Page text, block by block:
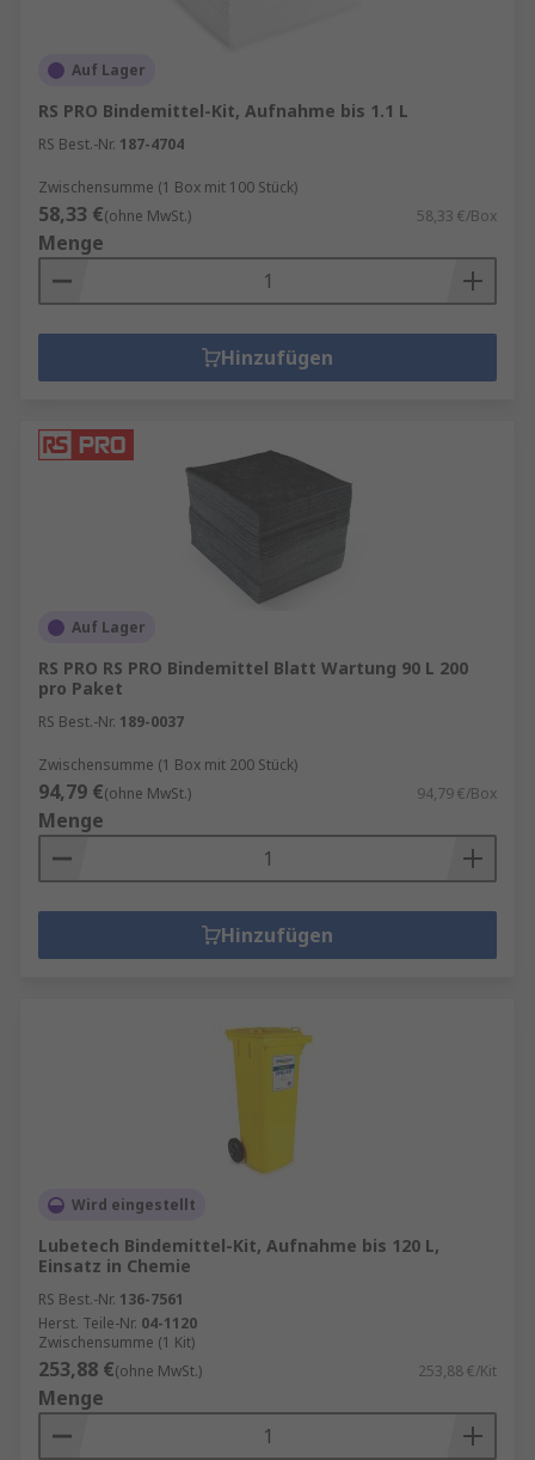
Auf Lager
RS PRO Bindemittel-Kit, Aufnahme bis 1.1 L
RS Best.-Nr. 187-4704
Zwischensumme (1 Box mit 100 Stück)
58,33 €(ohne MwSt.) 58,33 €/Box
Menge
Hinzufügen
Auf Lager
RS PRO RS PRO Bindemittel Blatt Wartung 90 L 200
pro Paket
RS Best.-Nr. 189-0037
Zwischensumme (1 Box mit 200 Stück)
94,79 €(ohne MwSt.) 94,79 €/Box
Menge
Hinzufügen
Wird eingestellt
Lubetech Bindemittel-Kit, Aufnahme bis 120 L,
Einsatz in Chemie
RS Best.-Nr. 136-7561
Herst. Teile-Nr. 04-1120
Zwischensumme (1 Kit)
253,88 €(ohne MwSt.) 253,88 €/Kit
Menge